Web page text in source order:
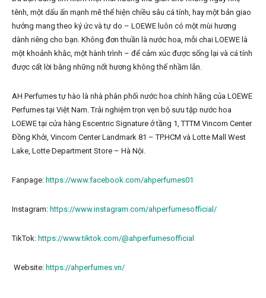
tênh, một dấu ấn mạnh mẽ thể hiện chiều sâu cá tính, hay một bản giao
hưởng mang theo ký ức và tự do – LOEWE luôn có một mùi hương
dành riêng cho bạn. Không đơn thuần là nước hoa, mỗi chai LOEWE là
một khoảnh khắc, một hành trình – để cảm xúc được sống lại và cá tính
được cất lời bằng những nốt hương không thể nhầm lẫn.
AH Perfumes tự hào là nhà phân phối nước hoa chính hãng của LOEWE
Perfumes tại Việt Nam. Trải nghiệm trọn vẹn bộ sưu tập nước hoa
LOEWE tại cửa hàng Escentric Signature ở tầng 1, TTTM Vincom Center
Đồng Khởi, Vincom Center Landmark 81 – TP.HCM và Lotte Mall West
Lake, Lotte Department Store – Hà Nội.
Fanpage: https://www.facebook.com/ahperfumes01
Instagram: https://www.instagram.com/ahperfumesofficial/
TikTok: https://www.tiktok.com/@ahperfumesofficial
Website: https://ahperfumes.vn/